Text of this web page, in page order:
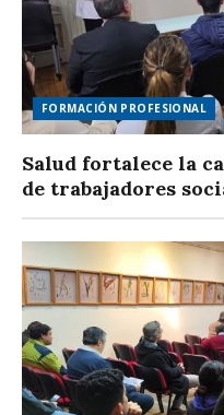
FORMACIÓN PROFESIONAL
Salud fortalece la
de trabajadores